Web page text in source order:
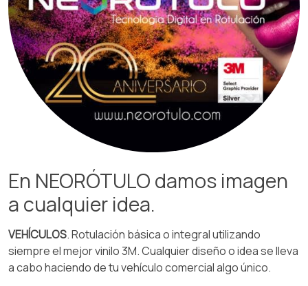
En NEORÓTULO damos imagen
a cualquier idea.
VEHÍCULOS. Rotulación básica o integral utilizando
siempre el mejor vinilo 3M. Cualquier diseño o idea se lleva
a cabo haciendo de tu vehículo comercial algo único.